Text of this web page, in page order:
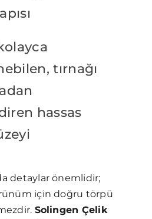
tırnağı
hassas
detaylar önemlidir;
için doğru törpü
Solingen Çelik